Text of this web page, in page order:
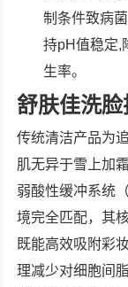
制条件致病
持pH值稳定,
生率。
舒肤佳洗
传统清洁产品为
肌无异于雪上加
弱酸性缓冲系统
境完全匹配，其
既能高效吸附彩
理减少对细胞间